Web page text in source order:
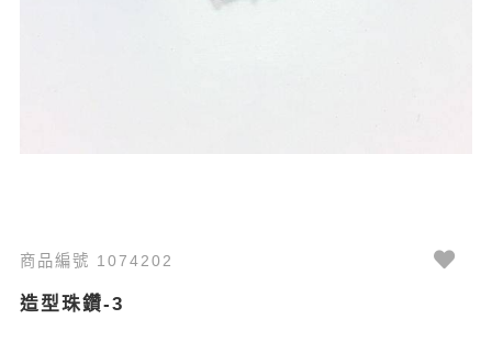
商品編號 1074202
造型珠鑽-3